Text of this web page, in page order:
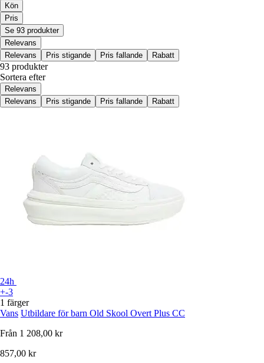
Kön
Pris
Se 93 produkter
Relevans
Relevans
Pris stigande Pris fallande Rabatt
93 produkter
Sortera efter
Relevans
Relevans
Pris stigande Pris fallande Rabatt
24h
+-3
1 färger
Vans Utbildare för barn Old Skool Overt Plus CC
Från 1 208,00 kr
857,00 kr